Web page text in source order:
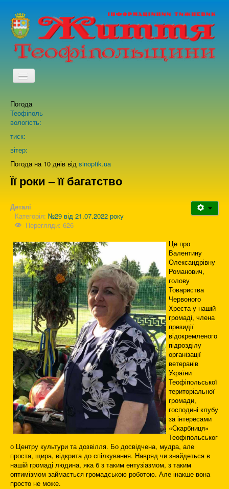
TPL_PROTOSTAR_TOGGLE_MENU
Про нас
Погода
Теофіполь
вологість:
тиск:
вітер:
Погода на 10 днів від sinoptik.ua
Її роки – її багатство
Деталі
Категорія: №29 від 21.07.2022 року
Перегляди: 626
Це про
Валентину
Олександрівну
Романович,
голову
Товариства
Червоного
Хреста у нашій
громаді, члена
президії
відокремленого
підрозділу
організації
ветеранів
України
Теофіпольської
територіальної
громади,
господині клубу
за інтересами
«Скарбниця»
Теофіпольськог
о Центру культури та дозвілля. Бо досвідчена, мудра, але
проста, щира, відкрита до спілкування. Навряд чи знайдеться в
нашій громаді людина, яка б з таким ентузіазмом, з таким
оптимізмом займається громадською роботою. Але інакше вона
просто не може.